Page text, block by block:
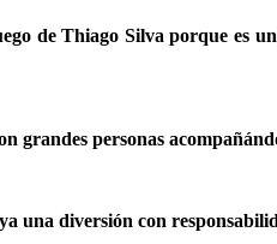
de Thiago Silva porque es
grandes personas
una diversión con